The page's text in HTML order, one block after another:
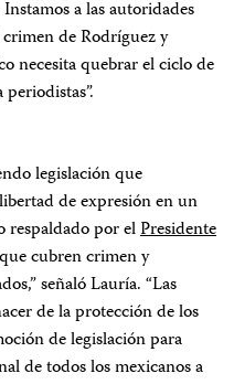
a las autoridades
crimen de Rodríguez y
necesita quebrar el ciclo de
legislación que
de expresión en un
respaldado por elPresidente
cubren crimen y
señaló Lauría. “Las
de la protección de los
de legislación para
de todos los mexicanos a